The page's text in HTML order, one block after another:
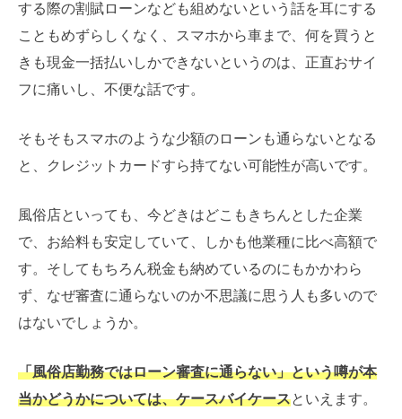
する際の割賦ローンなども組めないという話を耳にする
こともめずらしくなく、スマホから車まで、何を買うと
きも現金一括払いしかできないというのは、正直おサイ
フに痛いし、不便な話です。
そもそもスマホのような少額のローンも通らないとなる
と、クレジットカードすら持てない可能性が高いです。
風俗店といっても、今どきはどこもきちんとした企業
で、お給料も安定していて、しかも他業種に比べ高額で
す。そしてもちろん税金も納めているのにもかかわら
ず、なぜ審査に通らないのか不思議に思う人も多いので
はないでしょうか。
「風俗店勤務ではローン審査に通らない」という噂が本
当かどうかについては、ケースバイケースといえます。